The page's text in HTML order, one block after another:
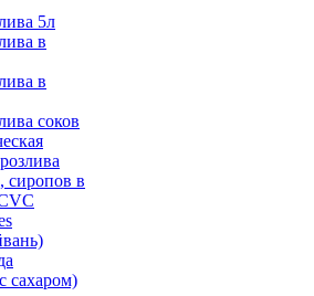
5л
в
в
соков
сиропов в
сахаром)